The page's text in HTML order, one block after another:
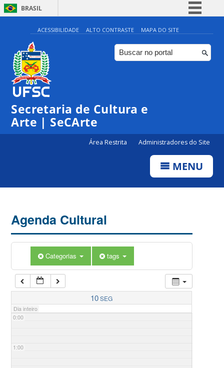
BRASIL
Simplifique!
Comunica BR
Participe
ACESSIBILIDADE ALTO CONTRASTE MAPA DO SITE
Secretaria de Cultura e
Arte | SeCArte
Área Restrita Administradores do Site
MENU
Agenda Cultural
Categorias tags
10SEG
Dia inteiro
0:00
1:00